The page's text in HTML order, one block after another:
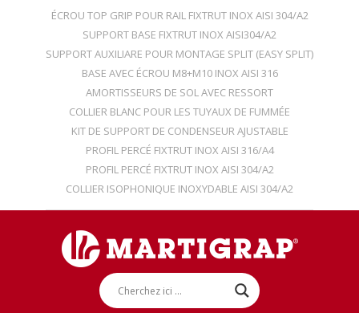
ÉCROU TOP GRIP POUR RAIL FIXTRUT INOX AISI 304/A2
SUPPORT BASE FIXTRUT INOX AISI304/A2
SUPPORT AUXILIARE POUR MONTAGE SPLIT (EASY SPLIT)
BASE AVEC ÉCROU M8+M10 INOX AISI 316
AMORTISSEURS DE SOL AVEC RESSORT
COLLIER BLANC POUR LES TUYAUX DE FUMMÉE
KIT DE SUPPORT DE CONDENSEUR AJUSTABLE
PROFIL PERCÉ FIXTRUT INOX AISI 316/A4
PROFIL PERCÉ FIXTRUT INOX AISI 304/A2
COLLIER ISOPHONIQUE INOXYDABLE AISI 304/A2